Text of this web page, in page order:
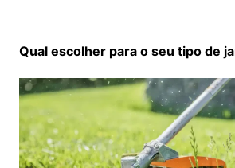
Qual escolher para o seu tipo de